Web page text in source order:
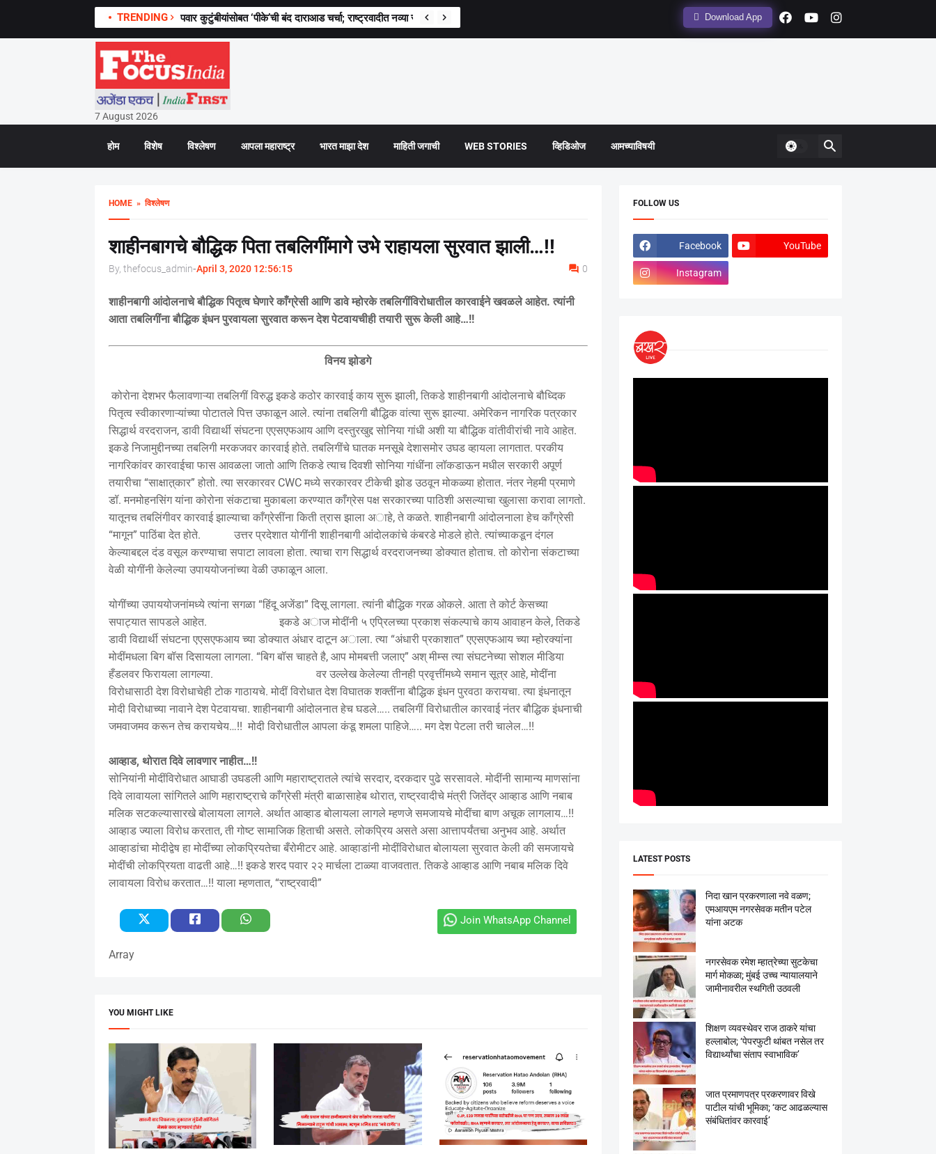
TRENDING पवार कुटुंबीयांसोबत ‘पीके’ची बंद दाराआड चर्चा; राष्ट्रवादीत नव्या रणनीतीची चाहूल? Download App
7 August 2026
होम विशेष विश्लेषण आपला महाराष्ट्र भारत माझा देश माहिती जगाची WEB STORIES व्हिडिओज आमच्याविषयी
HOME» विश्लेषण
शाहीनबागचे बौद्धिक पिता तबलिगींमागे उभे राहायला सुरवात झाली…!!
By, thefocus_admin-April 3, 2020 12:56:15 0
शाहीनबागी आंदोलनाचे बौद्धिक पितृत्व घेणारे काँग्रेसी आणि डावे म्होरके तबलिगींविरोधातील कारवाईने खवळले आहेत. त्यांनी
आता तबलिगींना बौद्धिक इंधन पुरवायला सुरवात करून देश पेटवायचीही तयारी सुरू केली आहे…!!
विनय झोडगे
कोरोना देशभर फैलावणाऱ्या तबलिगीं विरुद्ध इकडे कठोर कारवाई काय सुरू झाली, तिकडे शाहीनबागी आंदोलनाचे बौध्दिक
पितृत्व स्वीकारणाऱ्यांच्या पोटातले पित्त उफाळून आले. त्यांना तबलिगी बौद्धिक वांत्या सुरू झाल्या. अमेरिकन नागरिक पत्रकार
सिद्धार्थ वरदराजन, डावी विद्यार्थी संघटना एएसएफआय आणि दस्तुरखुद्द सोनिया गांधी अशी या बौद्धिक वांतीवीरांची नावे आहेत.
इकडे निजामुद्दीनच्या तबलिगी मरकजवर कारवाई होते. तबलिगींचे घातक मनसूबे देशासमोर उघड व्हायला लागतात. परकीय
नागरिकांवर कारवाईचा फास आवळला जातो आणि तिकडे त्याच दिवशी सोनिया गांधींना लॉकडाऊन मधील सरकारी अपूर्ण
तयारीचा “साक्षात़्कार” होतो. त्या सरकारवर CWC मध्ये सरकारवर टीकेची झोड उठवून मोकळ्या होतात. नंतर नेहमी प्रमाणे
डॉ. मनमोहनसिंग यांना कोरोना संकटाचा मुकाबला करण्यात काँग्रेस पक्ष सरकारच्या पाठिशी असल्याचा खुलासा करावा लागतो.
यातूनच तबलिंगीवर कारवाई झाल्याचा काँग्रेसींना किती त्रास झाला अाहे, ते कळते. शाहीनबागी आंदोलनाला हेच काँग्रेसी
“मागून” पाठिंबा देत होते. उत्तर प्रदेशात योगींनी शाहीनबागी आंदोलकांचे कंबरडे मोडले होते. त्यांच्याकडून दंगल
केल्याबद्दल दंड वसूल करण्याचा सपाटा लावला होता. त्याचा राग सिद्धार्थ वरदराजनच्या डोक्यात होताच. तो कोरोना संकटाच्या
वेळी योगींनी केलेल्या उपाययोजनांच्या वेळी उफाळून आला.
योगींच्या उपाययोजनांमध्ये त्यांना सगळा “हिंदू अजेंडा” दिसू लागला. त्यांनी बौद्धिक गरळ ओकले. आता ते कोर्ट केसच्या
सपाट्यात सापडले आहेत. इकडे अाज मोदींनी ५ एप्रिलच्या प्रकाश संकल्पाचे काय आवाहन केले, तिकडे
डावी विद्यार्थी संघटना एएसएफआय च्या डोक्यात अंधार दाटून अाला. त्या “अंधारी प्रकाशात” एएसएफआय च्या म्होरक्यांना
मोदींमधला बिग बॉस दिसायला लागला. “बिग बॉस चाहते है, आप मोमबत्ती जलाए” अश् मीम्स त्या संघटनेच्या सोशल मीडिया
हँडलवर फिरायला लागल्या.
वर उल्लेख केलेल्या तीनही प्रवृत्तींमध्ये समान सूत्र आहे, मोदींना
विरोधासाठी देश विरोधाचेही टोक गाठायचे. मोदीं विरोधात देश विघातक शक्तींना बौद्धिक इंधन पुरवठा करायचा. त्या इंधनातून
मोदी विरोधाच्या नावाने देश पेटवायचा. शाहीनबागी आंदोलनात हेच घडले….. तबलिगीं विरोधातील कारवाई नंतर बौद्धिक इंधनाची
जमवाजमव करून तेच करायचेय…!! मोदी विरोधातील आपला कंडू शमला पाहिजे….. मग देश पेटला तरी चालेल…!!
आव्हाड, थोरात दिवे लावणार नाहीत…!!
सोनियांनी मोदींविरोधात आघाडी उघडली आणि महाराष्ट्रातले त्यांचे सरदार, दरकदार पुढे सरसावले. मोदींनी सामान्य माणसांना
दिवे लावायला सांगितले आणि महाराष्ट्राचे काँग्रेसी मंत्री बाळासाहेब थोरात, राष्ट्रवादीचे मंत्री जितेंद्र आव्हाड आणि नबाब
मलिक सटकल्यासारखे बोलायला लागले. अर्थात आव्हाड बोलायला लागले म्हणजे समजायचे मोदींचा बाण अचूक लागलाय…!!
आव्हाड ज्याला विरोध करतात, ती गोष्ट सामाजिक हिताची असते. लोकप्रिय असते असा आत्तापर्यंतचा अनुभव आहे. अर्थात
आव्हाडांचा मोदीद्वेष हा मोदींच्या लोकप्रियतेचा बँरोमीटर आहे. आव्हाडांनी मोदींविरोधात बोलायला सुरवात केली की समजायचे
मोदींची लोकप्रियता वाढती आहे…!! इकडे शरद पवार २२ मार्चला टाळ्या वाजवतात. तिकडे आव्हाड आणि नबाब मलिक दिवे
लावायला विरोध करतात…!! याला म्हणतात, “राष्ट्रवादी”
Join WhatsApp Channel
Array
YOU MIGHT LIKE
FOLLOW US
Facebook YouTube
Instagram
LATEST POSTS
निदा खान प्रकरणाला नवे वळण;
एमआयएम नगरसेवक मतीन पटेल
यांना अटक
नगरसेवक रमेश म्हात्रेच्या सुटकेचा
मार्ग मोकळा; मुंबई उच्च न्यायालयाने
जामीनावरील स्थगिती उठवली
शिक्षण व्यवस्थेवर राज ठाकरे यांचा
हल्लाबोल; ‘पेपरफुटी थांबत नसेल तर
विद्यार्थ्यांचा संताप स्वाभाविक’
जात प्रमाणपत्र प्रकरणावर विखे
पाटील यांची भूमिका; ‘कट आढळल्यास
संबंधितांवर कारवाई’